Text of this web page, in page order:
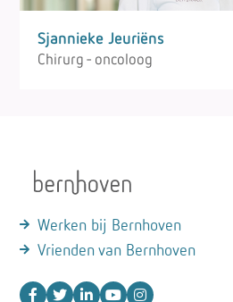
Sjannieke Jeuriëns
Chirurg - oncoloog
Werken bij Bernhoven
Vrienden van Bernhoven